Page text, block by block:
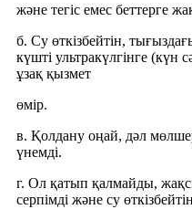
және тегіс емес беттерге
б. Су өткізбейтін,
күшті ультракүлгінге (күн
ұзақ қызмет
өмір.
в. Қолдану оңай, дәл
үнемді.
г. Ол қатып қалмайды,
серпімді және су